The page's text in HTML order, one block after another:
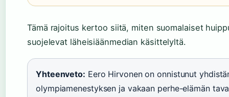
Tämä rajoitus kertoo siitä, miten suomalaiset
suojelevat läheisiäänmedian käsittelyltä.
Yhteenveto: Eero Hirvonen on onnistunut
olympiamenestyksen ja vakaan perhe-elämän